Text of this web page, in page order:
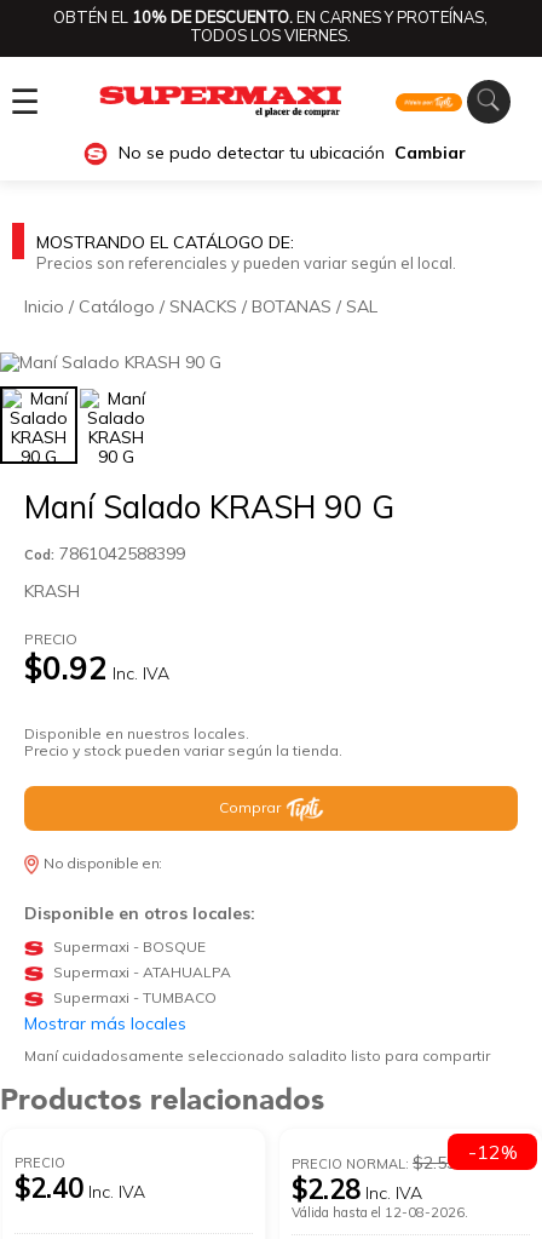
OBTÉN EL 10% DE DESCUENTO.EN CARNES Y PROTEÍNAS,
TODOS LOS VIERNES.
☰
No se pudo detectar tu ubicación Cambiar
MOSTRANDO EL CATÁLOGO DE:
Precios son referenciales y pueden variar según el local.
Inicio / Catálogo / SNACKS / BOTANAS / SAL
Maní Salado KRASH 90 G
Cod: 7861042588399
KRASH
PRECIO
$0.92 Inc. IVA
Disponible en nuestros locales.
Precio y stock pueden variar según la tienda.
Comprar
No disponible en:
Disponible en otros locales:
Supermaxi - BOSQUE
Supermaxi - ATAHUALPA
Supermaxi - TUMBACO
Mostrar más locales
Maní cuidadosamente seleccionado saladito listo para compartir
Productos relacionados
PRECIO
$2.40 Inc. IVA
PRECIO NORMAL:$2.59
$2.28 Inc. IVA
Válida hasta el 12-08-2026.
-12%